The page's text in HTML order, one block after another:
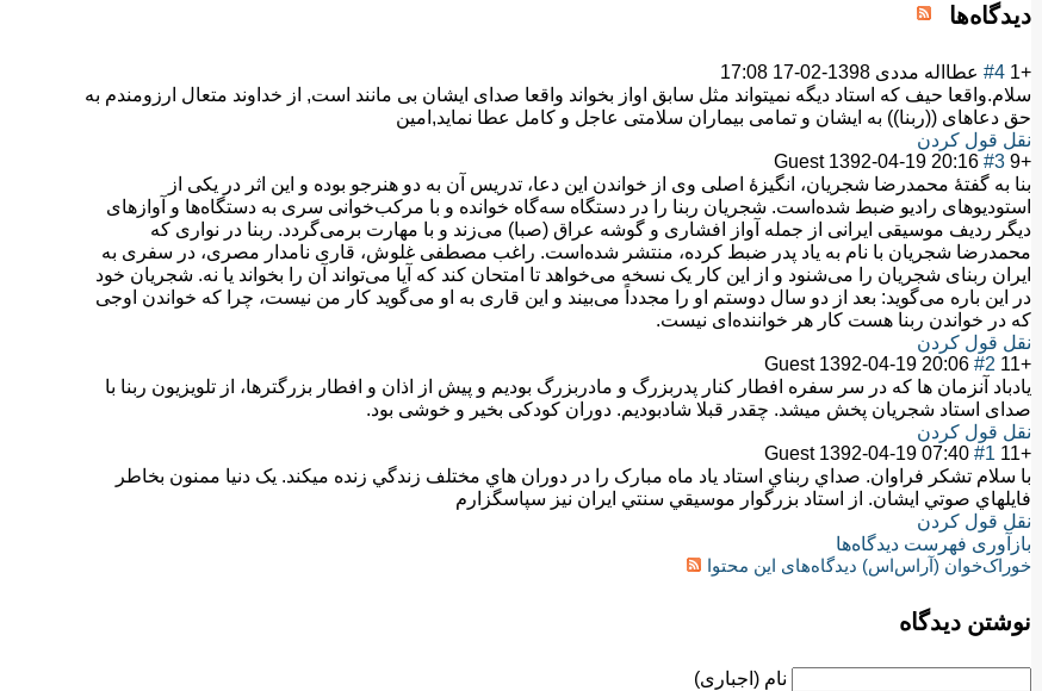
دیدگاه‌ها
+1
#4 عطااله مددی 1398-02-17 17:08
سلام.واقعا حیف که استاد دیگه نمیتواند مثل سابق اواز بخواند واقعا صدای ایشان بی مانند است, از خداوند متعال ارزومندم به
حق دعاهای ((ربنا)) به ایشان و تمامی بیماران سلامتی عاجل و کامل عطا نماید,امین
نقل قول کردن
+9
#3
Guest 1392-04-19 20:16
بنا به گفتهٔ محمدرضا شجریان، انگیزهٔ اصلی وی از خواندن این دعا، تدریس آن به دو هنرجو بوده و این اثر در یکی از
استودیوهای رادیو ضبط شده‌است. شجریان ربنا را در دستگاه سه‌گاه خوانده و با مرکب‌خوانی سری به دستگاه‌ها و آوازهای
دیگر ردیف موسیقی ایرانی از جمله آواز افشاری و گوشه عراق (صبا) می‌زند و با مهارت برمی‌گردد. ربنا در نواری که
محمدرضا شجریان با نام به یاد پدر ضبط کرده، منتشر شده‌است. راغب مصطفی غلوش، قاری نامدار مصری، در سفری به
ایران ربنای شجریان را می‌شنود و از این کار یک نسخه می‌خواهد تا امتحان کند که آیا می‌تواند آن را بخواند یا نه. شجریان خود
در این باره می‌گوید: بعد از دو سال دوستم او را مجدداً می‌بیند و این قاری به او می‌گوید کار من نیست، چرا که خواندن اوجی
که در خواندن ربنا هست کار هر خواننده‌ای نیست.
نقل قول کردن
+11
#2
Guest 1392-04-19 20:06
یادباد آنزمان ها که در سر سفره افطار کنار پدربزرگ و مادربزرگ بودیم و پیش از اذان و افطار بزرگترها، از تلویزیون ربنا با
صدای استاد شجریان پخش میشد. چقدر قبلا شادبودیم. دوران کودکی بخیر و خوشی بود.
نقل قول کردن
+11
#1
Guest 1392-04-19 07:40
با سلام تشکر فراوان. صداي ربناي استاد ياد ماه مبارک را در دوران هاي مختلف زندگي زنده ميکند. يک دنيا ممنون بخاطر
فايلهاي صوتي ايشان. از استاد بزرگوار موسيقي سنتي ايران نيز سپاسگزارم
نقل قول کردن
بازآوری فهرست دیدگاه‌ها
خوراک‌خوان (آراس‌اس) دیدگاه‌های این محتوا
نوشتن دیدگاه
نام (اجباری)